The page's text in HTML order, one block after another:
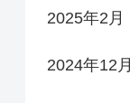
2025年2月
2024年12月